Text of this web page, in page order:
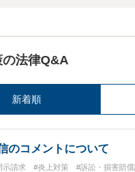
法律Q&A
新着順
のコメントについて
示請求 #炎上対策 #訴訟・損害賠